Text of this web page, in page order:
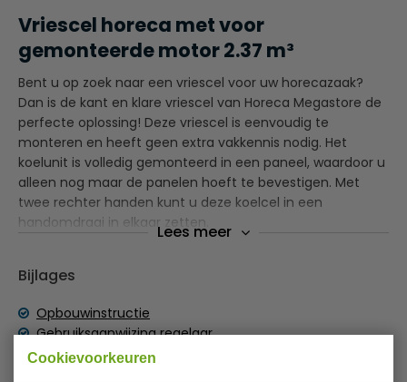
Cookievoorkeuren
Vriescel horeca met voor
gemonteerde motor 2.37 m³
Bent u op zoek naar een vriescel voor uw horecazaak?
Dan is de kant en klare vriescel van Horeca Megastore de
perfecte oplossing! Deze vriescel is eenvoudig te
monteren en heeft geen extra vakkennis nodig. Het
koelunit is volledig gemonteerd in een paneel, waardoor u
alleen nog maar de panelen hoeft te bevestigen. Met
twee rechter handen kunt u deze koelcel in een
handomdraai in elkaar zetten.
verschillende plaatsen kunt positioneren. Zo kunt u de
Bovendien kunt u bij Horeca Megastore ook een passend
rekwerk en een oprijplaat bestellen, om uw koelcel nog
efficiënter te maken.
Lees meer
Bijlages
Opbouwinstructie
Gebruiksaanwijzing regelaar
Specificaties